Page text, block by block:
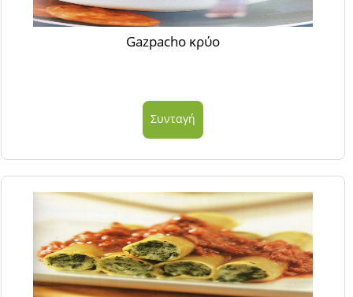
Gazpacho κρύο
Συνταγή